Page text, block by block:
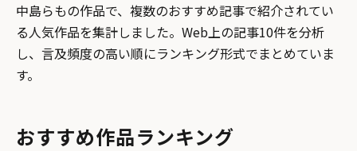
中島らもの作品で、複数のおすすめ記事で紹介されてい
る人気作品を集計しました。Web上の記事10件を分析
し、言及頻度の高い順にランキング形式でまとめていま
す。
おすすめ作品ランキング